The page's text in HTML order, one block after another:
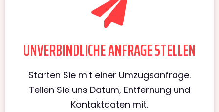
UNVERBINDLICHE ANFRAGE STELLEN
Starten Sie mit einer Umzugsanfrage.
Teilen Sie uns Datum, Entfernung und
Kontaktdaten mit.